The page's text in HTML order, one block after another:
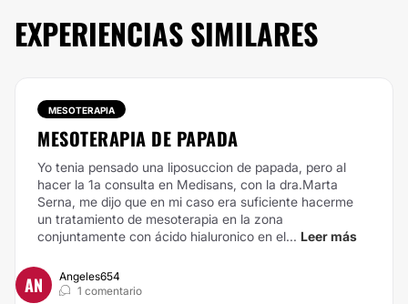
EXPERIENCIAS SIMILARES
MESOTERAPIA
MESOTERAPIA DE PAPADA
Yo tenia pensado una liposuccion de papada, pero al
hacer la 1a consulta en Medisans, con la dra.Marta
Serna, me dijo que en mi caso era suficiente hacerme
un tratamiento de mesoterapia en la zona
conjuntamente con ácido hialuronico en el... Leer más
AN
Angeles654
1 comentario